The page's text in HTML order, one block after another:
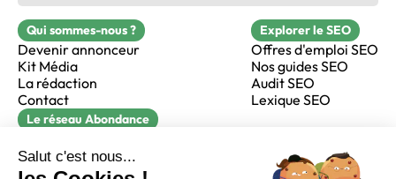
Qui sommes-nous ?
Devenir annonceur
Kit Média
La rédaction
Contact
Explorer le SEO
Offres d'emploi SEO
Nos guides SEO
Audit SEO
Lexique SEO
Le réseau Abondance
Réacteur
alfie formation